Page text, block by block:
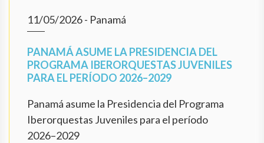
11/05/2026- Panamá
PANAMÁ ASUME LA PRESIDENCIA DEL
PROGRAMA IBERORQUESTAS JUVENILES
PARA EL PERÍODO 2026–2029
Panamá asume la Presidencia del Programa
Iberorquestas Juveniles para el período
2026–2029